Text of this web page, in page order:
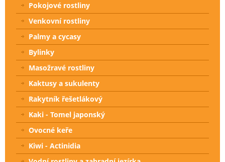
Pokojové rostliny
Venkovní rostliny
Palmy a cycasy
Bylinky
Masožravé rostliny
Kaktusy a sukulenty
Rakytník řešetlákový
Kaki - Tomel japonský
Ovocné keře
Kiwi - Actinidia